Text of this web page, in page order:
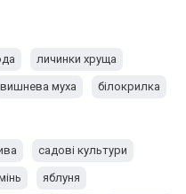
личинки хруща
вишнева муха білокрилка
садові культури
яблуня